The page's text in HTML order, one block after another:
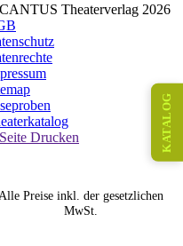
Theaterverlag 2026
Alle Preise inkl. der gesetzlichen
MwSt.
KATALOG